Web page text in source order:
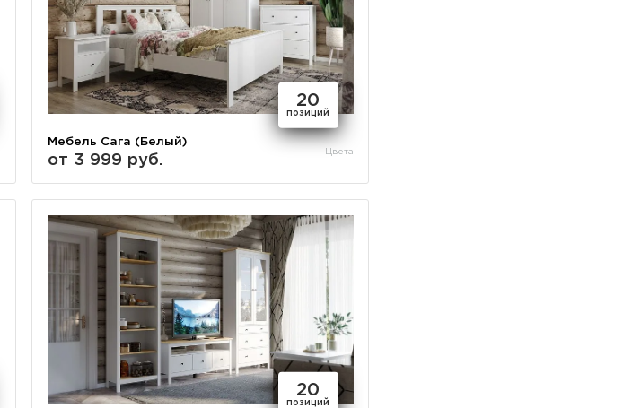
20
позиций
Мебель Сага (Белый)
от 3 999 руб.
Цвета
20
позиций